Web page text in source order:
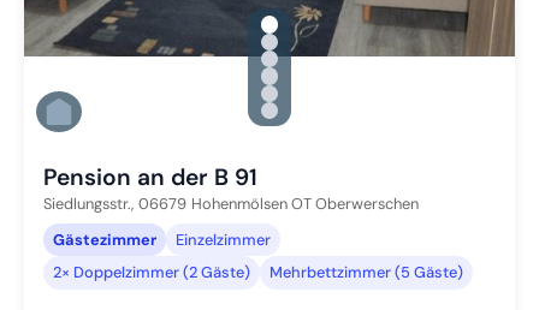
gallery.slide_selector
Zu Slide 1 wechseln
Zu Slide 2 wechseln
Zu Slide 3 wechseln
Zu Slide 4 wechseln
Zu Slide 5 wechseln
Zu Slide 6 wechseln
Pension an der B 91
Siedlungsstr., 06679 Hohenmölsen OT Oberwerschen
Gästezimmer
Einzelzimmer
2× Doppelzimmer (2 Gäste)
Mehrbettzimmer (5 Gäste)